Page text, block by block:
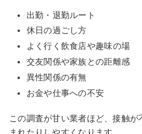
出勤・退勤ルート
休日の過ごし方
よく行く飲食店や趣味の場
交友関係や家族との距離感
異性関係の有無
お金や仕事への不安
この調査が甘い業者ほど、接触